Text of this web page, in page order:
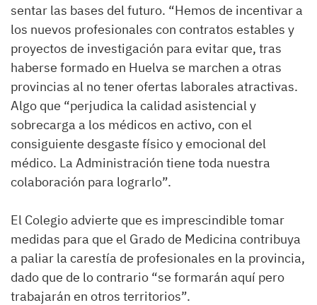
sentar las bases del futuro. “Hemos de incentivar a
los nuevos profesionales con contratos estables y
proyectos de investigación para evitar que, tras
haberse formado en Huelva se marchen a otras
provincias al no tener ofertas laborales atractivas.
Algo que “perjudica la calidad asistencial y
sobrecarga a los médicos en activo, con el
consiguiente desgaste físico y emocional del
médico. La Administración tiene toda nuestra
colaboración para lograrlo”.
El Colegio advierte que es imprescindible tomar
medidas para que el Grado de Medicina contribuya
a paliar la carestía de profesionales en la provincia,
dado que de lo contrario “se formarán aquí pero
trabajarán en otros territorios”.